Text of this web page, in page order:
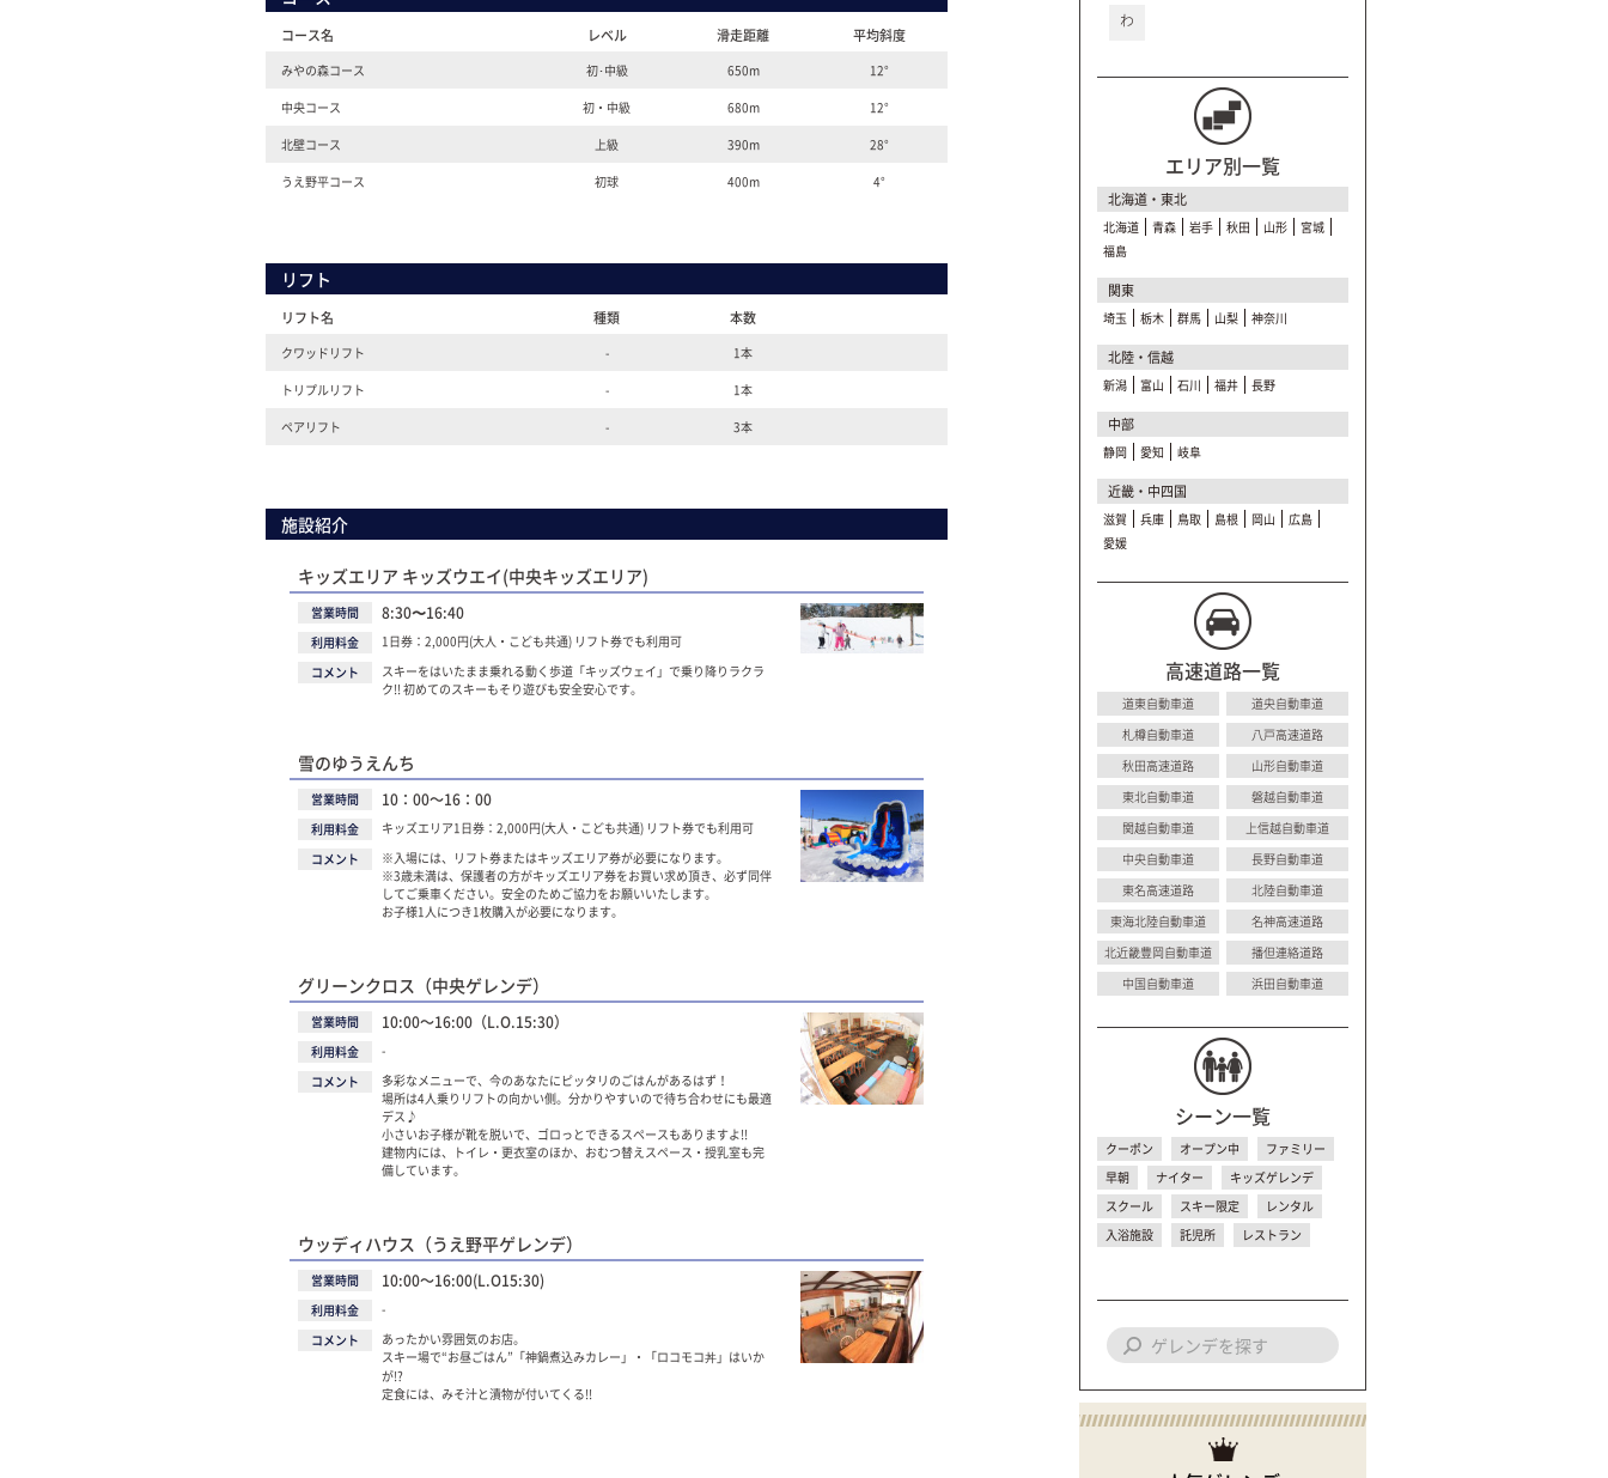
コース名 レベル 滑走距離 平均斜度
みやの森コース 初･中級 650m 12°
中央コース 初・中級 680m 12°
北壁コース 上級 390m 28°
うえ野平コース 初球 400m 4°
リフト
リフト名 種類 本数
クワッドリフト - 1本
トリプルリフト - 1本
ペアリフト - 3本
施設紹介
キッズエリア キッズウエイ(中央キッズエリア)
営業時間 8:30〜16:40
利用料金
1日券：2,000円(大人・こども共通) リフト券でも利用可
コメント
スキーをはいたまま乗れる動く歩道「キッズウェイ」で乗り降りラクラ
ク!! 初めてのスキーもそり遊びも安全安心です。
雪のゆうえんち
営業時間 10：00～16：00
利用料金
キッズエリア1日券：2,000円(大人・こども共通) リフト券でも利用可
コメント
※入場には、リフト券またはキッズエリア券が必要になります。
※3歳未満は、保護者の方がキッズエリア券をお買い求め頂き、必ず同伴
してご乗車ください。安全のためご協力をお願いいたします。
お子様1人につき1枚購入が必要になります。
グリーンクロス（中央ゲレンデ）
営業時間 10:00～16:00（L.O.15:30）
利用料金
-
コメント
多彩なメニューで、今のあなたにピッタリのごはんがあるはず！
場所は4人乗りリフトの向かい側。分かりやすいので待ち合わせにも最適
デス♪
小さいお子様が靴を脱いで、ゴロっとできるスペースもありますよ!!
建物内には、トイレ・更衣室のほか、おむつ替えスペース・授乳室も完
備しています。
ウッディハウス（うえ野平ゲレンデ）
営業時間 10:00～16:00(L.O15:30)
利用料金
-
コメント
あったかい雰囲気のお店。
スキー場で“お昼ごはん”「神鍋煮込みカレー」・「ロコモコ丼」はいか
が!?
定食には、みそ汁と漬物が付いてくる!!
わ
エリア別一覧
北海道・東北
北海道 青森 岩手 秋田 山形
宮城
福島
関東
埼玉 栃木 群馬 山梨 神奈川
北陸・信越
新潟 富山 石川 福井 長野
中部
静岡 愛知 岐阜
近畿・中四国
滋賀 兵庫 鳥取 島根 岡山
広島
愛媛
高速道路一覧
道東自動車道
道央自動車道
札樽自動車道
八戸高速道路
秋田高速道路
山形自動車道
東北自動車道
磐越自動車道
関越自動車道
上信越自動車道
中央自動車道
長野自動車道
東名高速道路
北陸自動車道
東海北陸自動車道
名神高速道路
北近畿豊岡自動車道
播但連絡道路
中国自動車道
浜田自動車道
シーン一覧
クーポン オープン中
ファミリー
早朝
ナイター
キッズゲレンデ
スクール
スキー限定
レンタル
入浴施設
託児所 レストラン